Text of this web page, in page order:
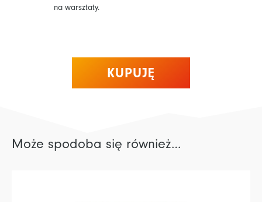
na warsztaty.
KUPUJĘ
Może spodoba się również…